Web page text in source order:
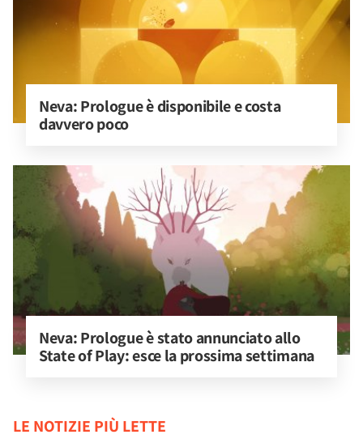
Neva: Prologue è disponibile e costa
davvero poco
Neva: Prologue è stato annunciato allo
State of Play: esce la prossima settimana
LE NOTIZIE PIÙ LETTE